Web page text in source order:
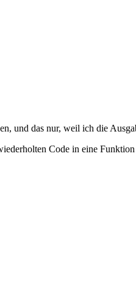
und das nur, weil ich die
Code in eine